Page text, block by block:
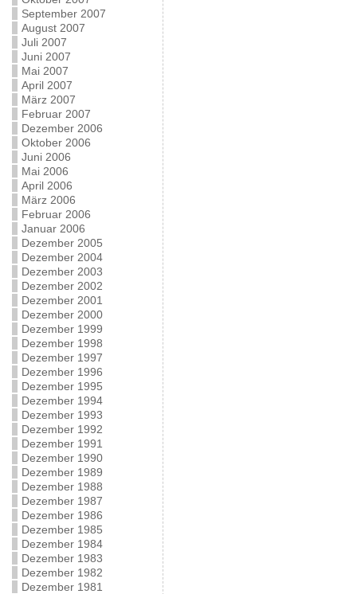
September 2007
August 2007
Juli 2007
Juni 2007
Mai 2007
April 2007
März 2007
Februar 2007
Dezember 2006
Oktober 2006
Juni 2006
Mai 2006
April 2006
März 2006
Februar 2006
Januar 2006
Dezember 2005
Dezember 2004
Dezember 2003
Dezember 2002
Dezember 2001
Dezember 2000
Dezember 1999
Dezember 1998
Dezember 1997
Dezember 1996
Dezember 1995
Dezember 1994
Dezember 1993
Dezember 1992
Dezember 1991
Dezember 1990
Dezember 1989
Dezember 1988
Dezember 1987
Dezember 1986
Dezember 1985
Dezember 1984
Dezember 1983
Dezember 1982
Dezember 1981